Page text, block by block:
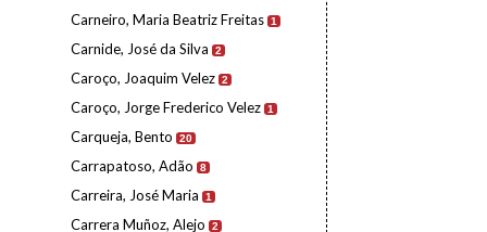
Carneiro, Maria Beatriz Freitas 1
Carnide, José da Silva 2
Caroço, Joaquim Velez 2
Caroço, Jorge Frederico Velez 1
Carqueja, Bento 20
Carrapatoso, Adão 8
Carreira, José Maria 1
Carrera Muñoz, Alejo 2